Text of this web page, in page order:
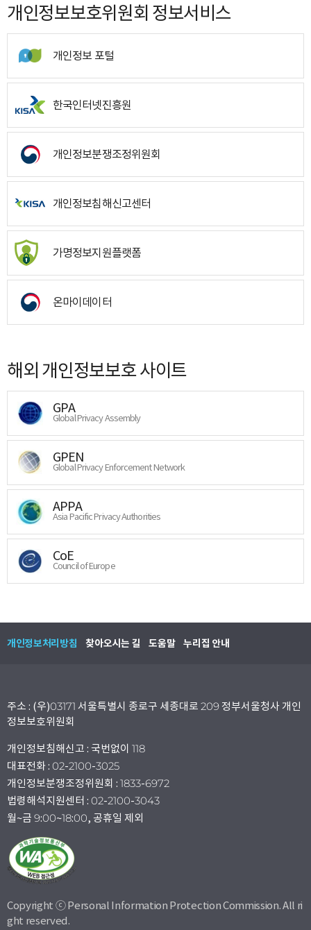
개인정보보호위원회 정보서비스
개인정보 포털
한국인터넷진흥원
개인정보분쟁조정위원회
개인정보침해신고센터
가명정보지원플랫폼
온마이데이터
해외 개인정보보호 사이트
GPA
Global Privacy Assembly
GPEN
Global Privacy Enforcement Network
APPA
Asia Pacific Privacy Authorities
CoE
Council of Europe
개인정보처리방침 찾아오시는 길 도움말 누리집 안내
주소 : (우)03171 서울특별시 종로구 세종대로 209 정부서울청사 개인
정보보호위원회
개인정보침해신고 : 국번없이 118
대표전화 : 02-2100-3025
개인정보분쟁조정위원회 : 1833-6972
법령해석지원센터 : 02-2100-3043
월~금 9:00~18:00, 공휴일 제외
Copyright ⓒ Personal Information Protection Commission. All ri
ght reserved.